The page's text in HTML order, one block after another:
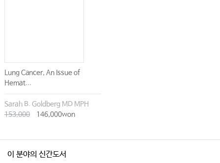
Lung Cancer, An Issue of
Hemat...
Sarah B. Goldberg MD MPH
153,000
146,000won
이 분야의 신간도서